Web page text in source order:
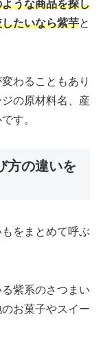
うな商品を探し
たいなら紫芋と
わることもあり
の原材料名、産
す。
方の違いを
をまとめて呼ぶ
紫系のさつまい
お菓子やスイー